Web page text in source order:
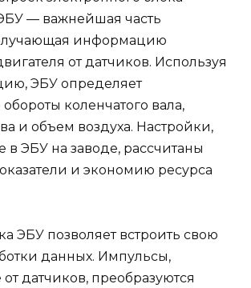
— важнейшая часть
информацию
от датчиков. Используя
ЭБУ определяет
коленчатого вала,
и объем воздуха. Настройки,
в ЭБУ на заводе, рассчитаны
и экономию ресурса
ЭБУ позволяет встроить свою
данных. Импульсы,
датчиков, преобразуются